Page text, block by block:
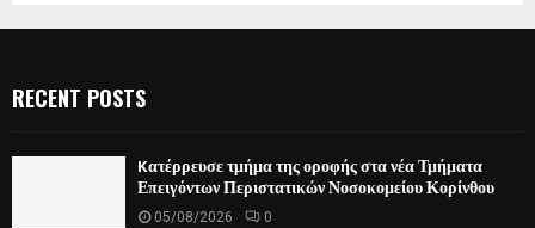
RECENT POSTS
Kατέρρευσε τμήμα της οροφής στα νέα Τμήματα
Επειγόντων Περιστατικών Νοσοκομείου Κορίνθου
05/08/2026 0